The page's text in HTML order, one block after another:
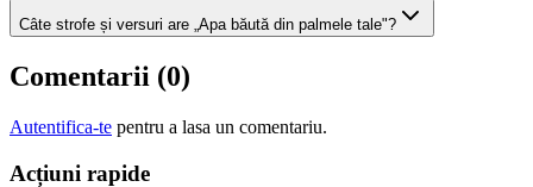
Câte strofe și versuri are „Apa băută din palmele tale"?
Comentarii (0)
Autentifica-te pentru a lasa un comentariu.
Acțiuni rapide